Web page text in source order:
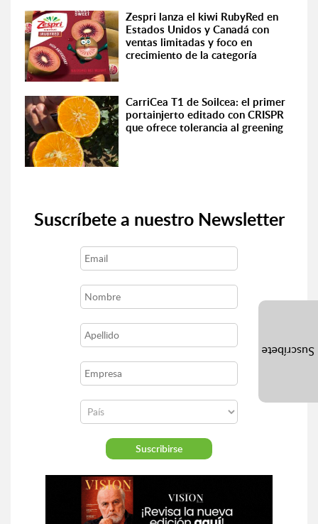
Zespri lanza el kiwi RubyRed en
Estados Unidos y Canadá con
ventas limitadas y foco en
crecimiento de la categoría
CarriCea T1 de Soilcea: el primer
portainjerto editado con CRISPR
que ofrece tolerancia al greening
Suscríbete a nuestro Newsletter
Suscríbete